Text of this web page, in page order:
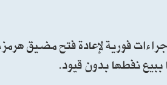
فورية لإعادة فتح مضيق
ببيع نفطها بدون قيود.